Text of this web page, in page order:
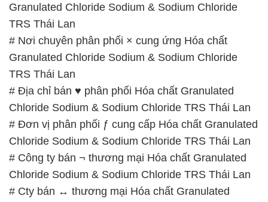
Granulated Chloride Sodium & Sodium Chloride
TRS Thái Lan
# Nơi chuyên phân phối × cung ứng Hóa chất
Granulated Chloride Sodium & Sodium Chloride
TRS Thái Lan
# Địa chỉ bán ♥ phân phối Hóa chất Granulated
Chloride Sodium & Sodium Chloride TRS Thái Lan
# Đơn vị phân phối ƒ cung cấp Hóa chất Granulated
Chloride Sodium & Sodium Chloride TRS Thái Lan
# Công ty bán ¬ thương mại Hóa chất Granulated
Chloride Sodium & Sodium Chloride TRS Thái Lan
# Cty bán ↔ thương mại Hóa chất Granulated